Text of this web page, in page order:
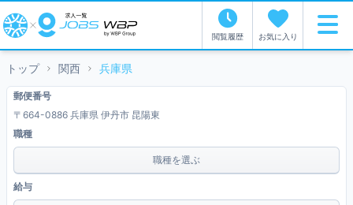
お気に入り
閲覧履歴
トップ 関西 兵庫県
郵便番号
〒664-0886 兵庫県 伊丹市 昆陽東
職種
職種を選ぶ
給与